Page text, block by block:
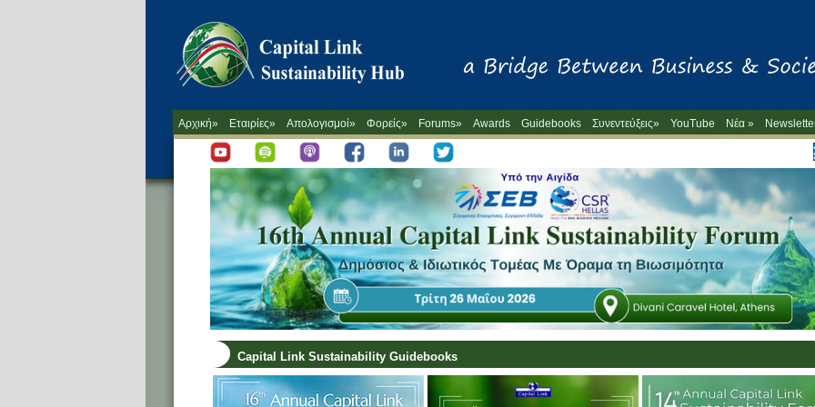
Αρχική» Εταιρίες» Απολογισμοί» Φορείς» Forums» Awards Guidebooks Συνεντεύξεις» YouTube
Νέα »
-->
Capital Link Sustainability Guidebooks